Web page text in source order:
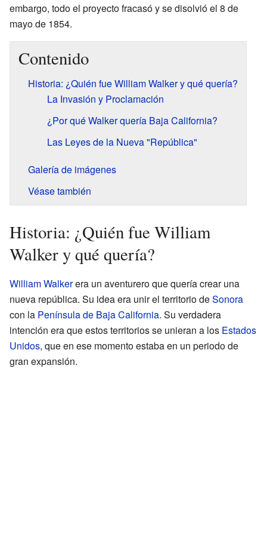
embargo, todo el proyecto fracasó y se disolvió el 8 de
mayo de 1854.
Contenido
Historia: ¿Quién fue William Walker y qué quería?
La Invasión y Proclamación
¿Por qué Walker quería Baja California?
Las Leyes de la Nueva "República"
Galería de imágenes
Véase también
Historia: ¿Quién fue William
Walker y qué quería?
William Walkerera un aventurero que quería crear una
nueva república. Su idea era unir el territorio deSonora
con la Península de Baja California. Su verdadera
intención era que estos territorios se unieran a los Estados
Unidos, que en ese momento estaba en un periodo de
gran expansión.